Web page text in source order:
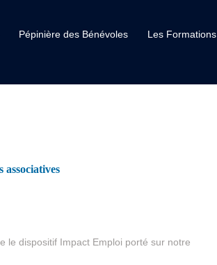
Pépinière des Bénévoles Les Formations
associatives
le dispositif Impact Emploi porté sur notre